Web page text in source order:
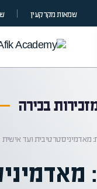
שמאות מקרקעין
בכירה
מאדמיניסטרטיבית ועד אישית